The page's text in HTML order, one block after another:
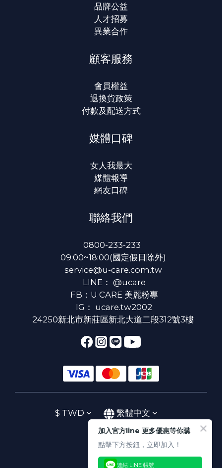
品牌公益
人才招募
異業合作
顧客服務
會員權益
退換貨政策
付款及配送方式
媒體口碑
女人我最大
媒體報導
網友口碑
聯絡我們
0800-233-233
09:00~18:00(國定假日除外)
service@u-care.com.tw
LINE： @ucare
FB： U CARE 美麗粉專
IG： ucare.tw2002
24250新北市新莊區新北大道二段312號3樓
$ TWD 繁體中文
加入官方line 更多優惠等你購
點擊下方按鈕，立即加入！
連結 LINE 帳號